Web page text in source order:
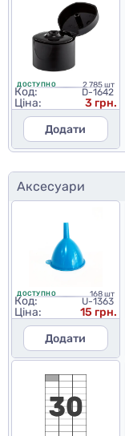
ДОСТУПНО 2 785 шт
Код: D-1642
Ціна:
3 грн.
Додати
Аксесуари
ДОСТУПНО 168 шт
Код: U-1363
Ціна:
15 грн.
Додати